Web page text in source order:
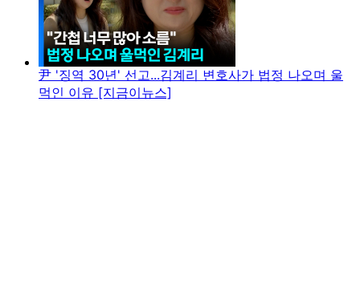
尹 '징역 30년' 선고...김계리 변호사가 법정 나오며 울
먹인 이유 [지금이뉴스]